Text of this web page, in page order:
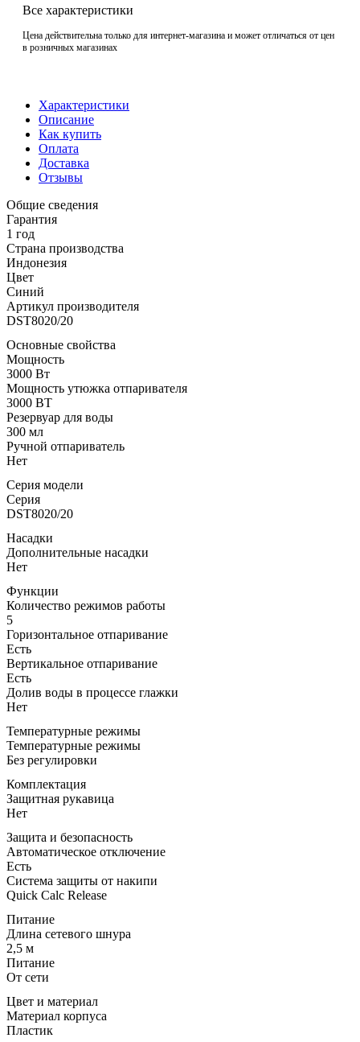
Все характеристики
Цена действительна только для интернет-магазина и может отличаться от цен
в розничных магазинах
Характеристики
Описание
Как купить
Оплата
Доставка
Отзывы
Общие сведения
Гарантия
1 год
Страна производства
Индонезия
Цвет
Синий
Артикул производителя
DST8020/20
Основные свойства
Мощность
3000 Вт
Мощность утюжка отпаривателя
3000 ВТ
Резервуар для воды
300 мл
Ручной отпариватель
Нет
Серия модели
Серия
DST8020/20
Насадки
Дополнительные насадки
Нет
Функции
Количество режимов работы
5
Горизонтальное отпаривание
Есть
Вертикальное отпаривание
Есть
Долив воды в процессе глажки
Нет
Температурные режимы
Температурные режимы
Без регулировки
Комплектация
Защитная рукавица
Нет
Защита и безопасность
Автоматическое отключение
Есть
Система защиты от накипи
Quick Calc Release
Питание
Длина сетевого шнура
2,5 м
Питание
От сети
Цвет и материал
Материал корпуса
Пластик